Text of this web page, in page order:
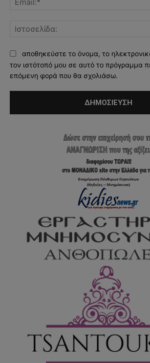
αποθηκεύστε το όνομα, το
τον ιστότοπό μου σε αυτό το πρόγραμμα
επόμενη φορά που θα σχολιάσω.